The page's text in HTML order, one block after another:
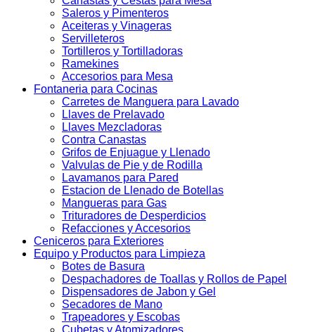
Saleros y Pimenteros
Aceiteras y Vinageras
Servilleteros
Tortilleros y Tortilladoras
Ramekines
Accesorios para Mesa
Fontaneria para Cocinas
Carretes de Manguera para Lavado
Llaves de Prelavado
Llaves Mezcladoras
Contra Canastas
Grifos de Enjuague y Llenado
Valvulas de Pie y de Rodilla
Lavamanos para Pared
Estacion de Llenado de Botellas
Mangueras para Gas
Trituradores de Desperdicios
Refacciones y Accesorios
Ceniceros para Exteriores
Equipo y Productos para Limpieza
Botes de Basura
Despachadores de Toallas y Rollos de Papel
Dispensadores de Jabon y Gel
Secadores de Mano
Trapeadores y Escobas
Cubetas y Atomizadores